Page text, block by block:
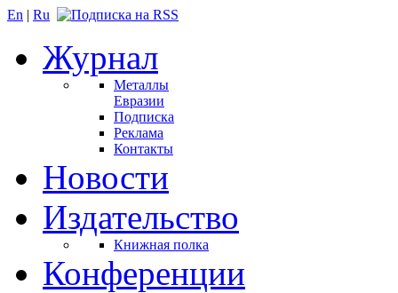
En | Ru
Журнал
Металлы
Евразии
Подписка
Реклама
Контакты
Новости
Издательство
Книжная полка
Конференции